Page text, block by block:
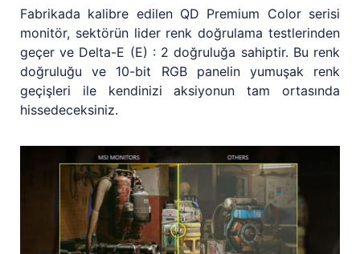
Fabrikada kalibre edilen QD Premium Color serisi
monitör, sektörün lider renk doğrulama testlerinden
geçer ve Delta-E (E) : 2 doğruluğa sahiptir. Bu renk
doğruluğu ve 10-bit RGB panelin yumuşak renk
geçişleri ile kendinizi aksiyonun tam ortasında
hissedeceksiniz.